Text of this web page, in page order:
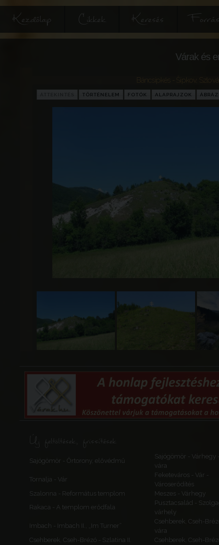
Kezdőlap Cikkek Keresés
Várak és
TÖRTÉNELEM FOTÓK ALAPRAJZOK
Új feltöltések, frissítések
Sajógömör - Őrtorony, elővédmű
Sajógömör - Várhegy
vára
Tornalja - Vár
Feketeváros - Vár -
Városerődítés
Szalonna - Református templom
Meszes - Várhegy
Rakaca - A templom erődfala
Pusztacsalád -
várhely
Imbach - Imbach II., „Im Turner”
Csehberek, Cseh-
vára
Csehberek, Cseh-Brézó - Szlatina II.
Csehberek, Cseh-